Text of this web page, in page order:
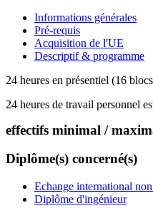
Informations générales
Pré-requis
Acquisition de l'UE
Descriptif & programme
24 heures en présentiel (16
24 heures de travail personnel
effectifs minimal /
Diplôme(s) concerné(s)
Echange international
Diplôme d'ingénieur